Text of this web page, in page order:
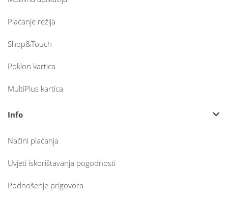
Plaćanje režija
Shop&Touch
Poklon kartica
MultiPlus kartica
Info
Načini plaćanja
Uvjeti iskorištavanja pogodnosti
Podnošenje prigovora